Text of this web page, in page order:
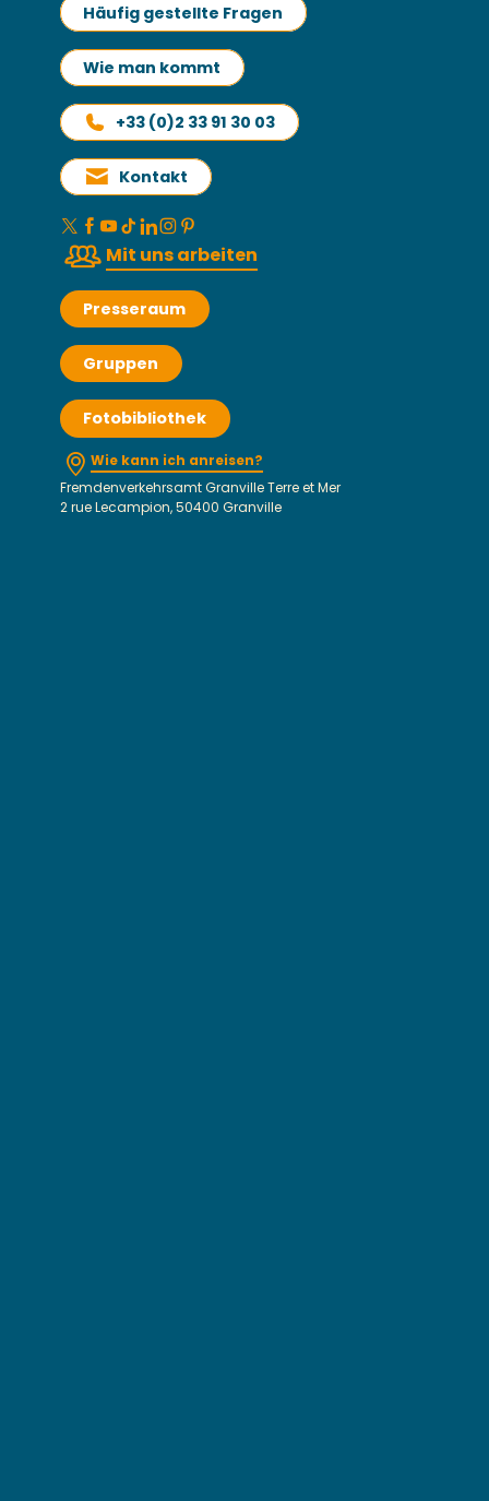
Häufig gestellte Fragen
Wie man kommt
+33 (0)2 33 91 30 03
Kontakt
Mit uns arbeiten
Presseraum
Gruppen
Fotobibliothek
Wie kann ich anreisen?
Fremdenverkehrsamt Granville Terre et Mer
2 rue Lecampion, 50400 Granville